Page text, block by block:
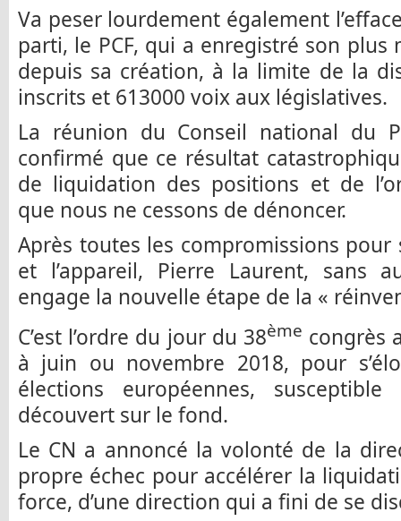
Va peser lourdement également
parti, le PCF, qui a enregistré son
depuis sa création, à la limite de la
inscrits et 613000 voix aux législatives.
La réunion du Conseil national du
confirmé que ce résultat
de liquidation des positions et de
que nous ne cessons de dénoncer.
Après toutes les compromissions
et l’appareil, Pierre Laurent, sans
engage la nouvelle étape de la «
C’est l’ordre du jour du 38ème congrès
à juin ou novembre 2018, pour
élections européennes,
découvert sur le fond.
Le CN a annoncé la volonté de la
propre échec pour accélérer la
force, d’une direction qui a fini de se